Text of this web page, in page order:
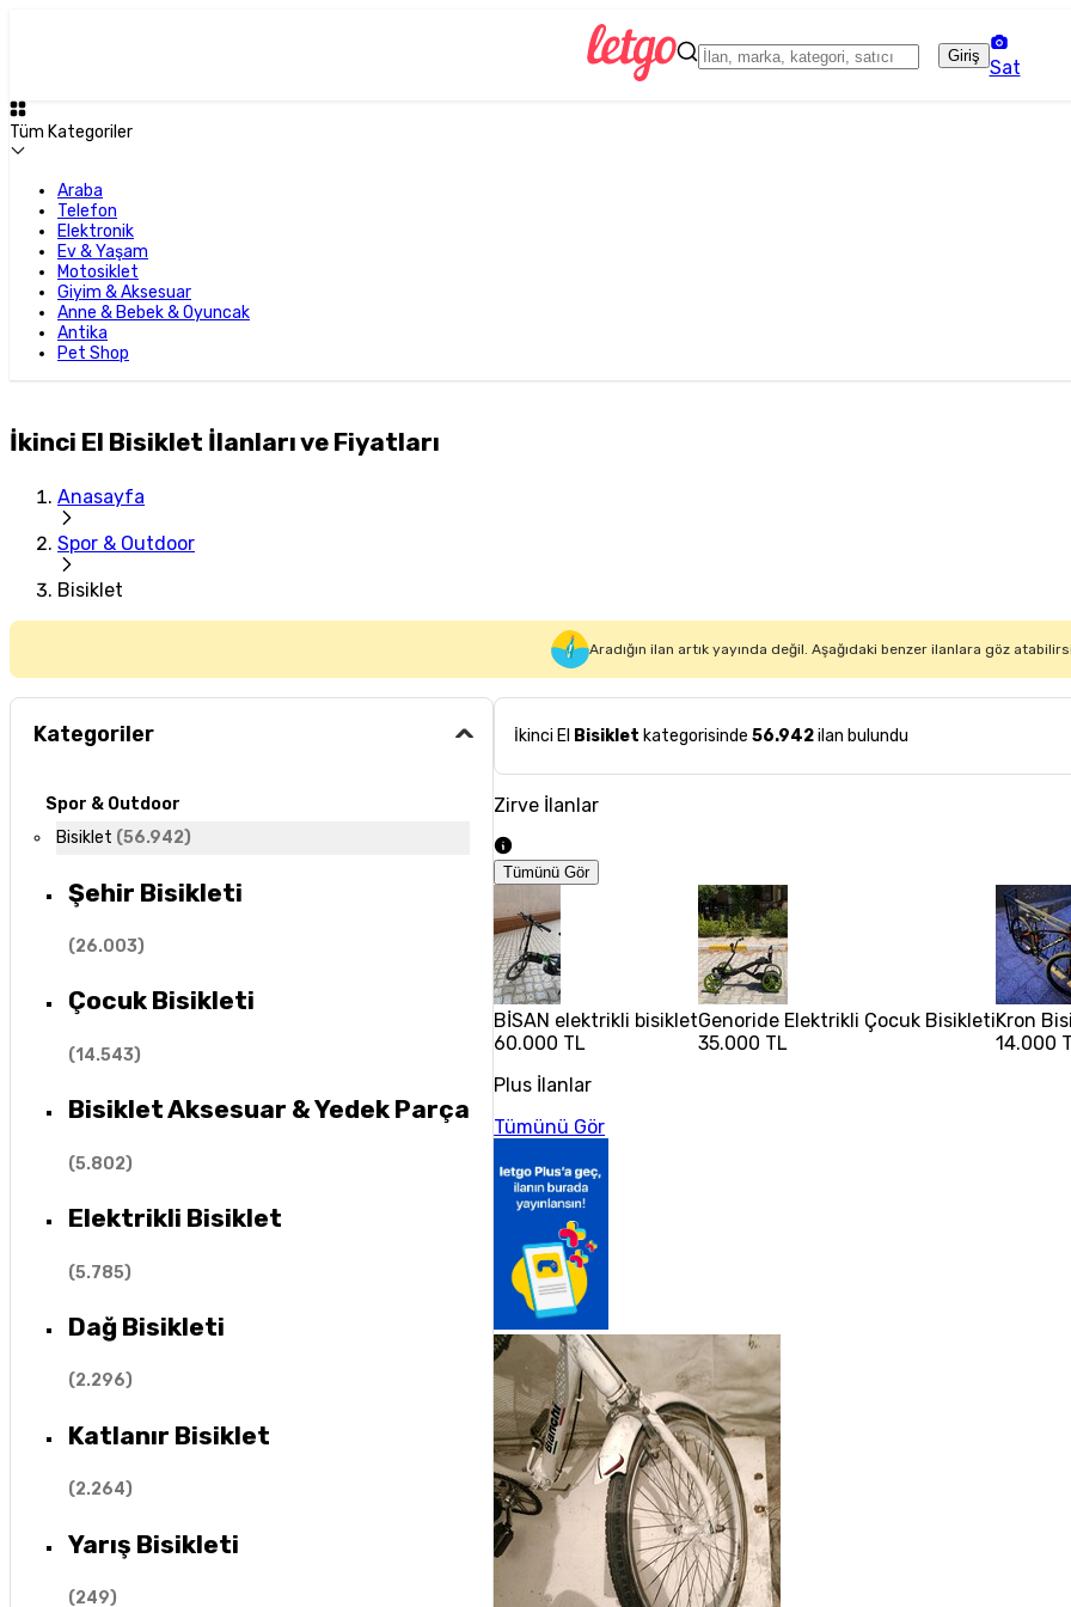
Giriş
Sat
Tüm Kategoriler
Araba
Telefon
Elektronik
Ev & Yaşam
Motosiklet
Giyim & Aksesuar
Anne & Bebek & Oyuncak
Antika
Pet Shop
İkinci El Bisiklet İlanları ve Fiyatları
Anasayfa
Spor & Outdoor
Bisiklet
Aradığın ilan artık yayında değil. Aşağıdaki benzer ilanlara göz
Kategoriler
Spor & Outdoor
Bisiklet (56.942)
Şehir Bisikleti
(26.003)
Çocuk Bisikleti
(14.543)
Bisiklet Aksesuar & Yedek Parça
(5.802)
Elektrikli Bisiklet
(5.785)
Dağ Bisikleti
(2.296)
Katlanır Bisiklet
(2.264)
Yarış Bisikleti
(249)
İkinci El Bisiklet kategorisinde 56.942ilan bulundu
Zirve İlanlar
Tümünü Gör
BİSAN elektrikli bisiklet
60.000 TL
Genoride Elektrikli Çocuk Bisikleti
35.000 TL
Kron
14.000
Plus İlanlar
Tümünü Gör